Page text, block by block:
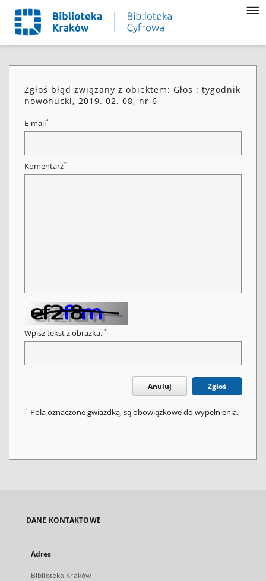
Zgłoś błąd związany z obiektem: Głos : tygodnik
nowohucki, 2019. 02. 08, nr 6
E-mail*
Komentarz*
Wpisz tekst z obrazka. *
Anuluj Zgłoś
* Pola oznaczone gwiazdką, są obowiązkowe do wypełnienia.
DANE KONTAKTOWE
Adres
Biblioteka Kraków